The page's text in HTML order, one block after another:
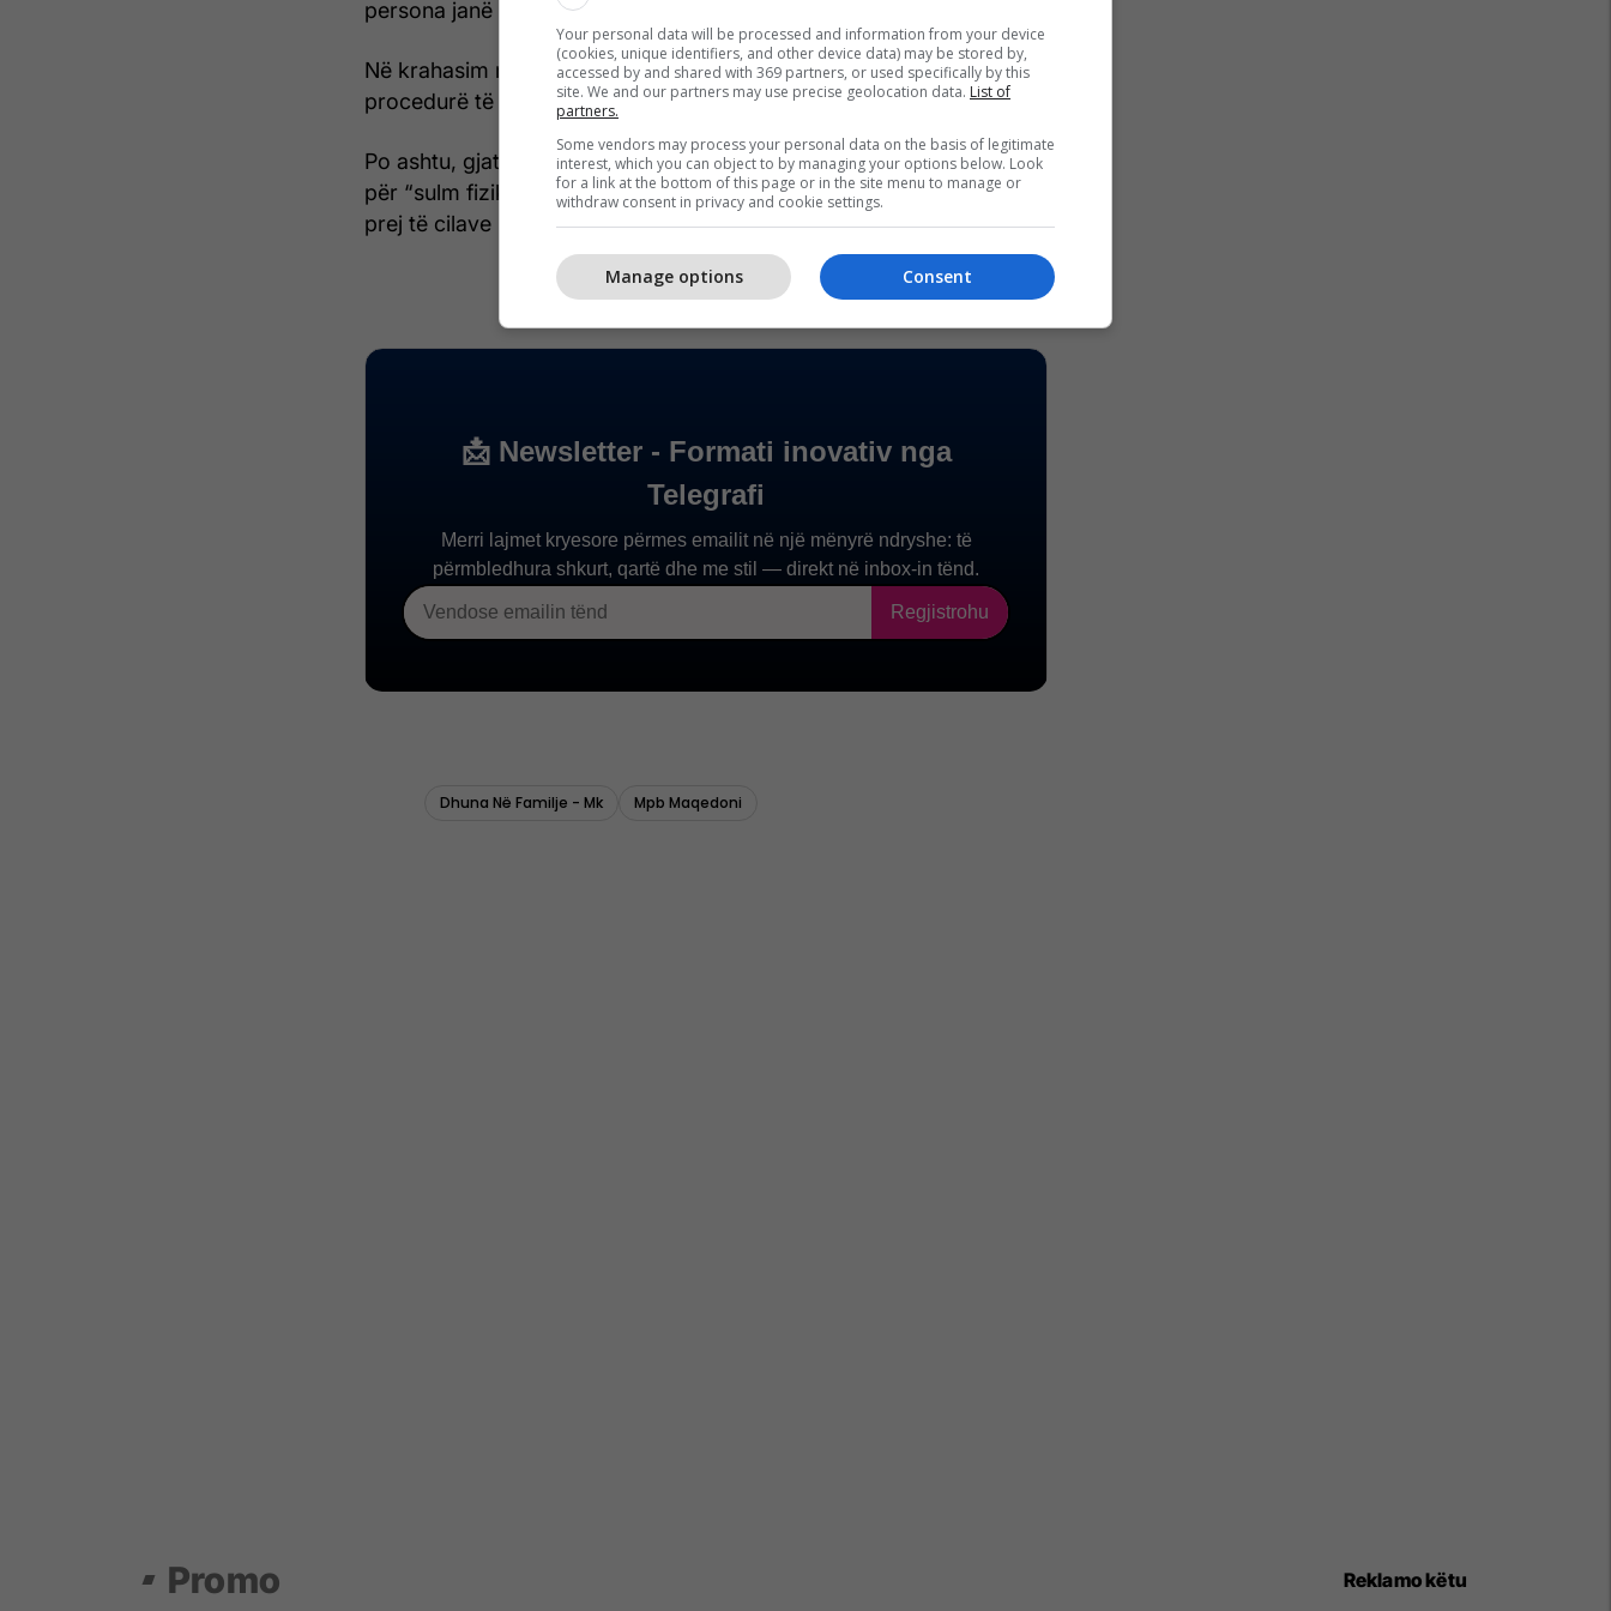
persona janë shqiptuar masa kujdesi.
Në krahasim me majin e vitit të kaluar, kallëzimet e paraqitura me
procedurë të përshpejtuar shënojnë rritje prej 800%.
Po ashtu, gjatë majit 2026 janë regjistruar 19 kundërvajtje, kryesisht
për “sulm fizik” dhe “grindje e bërtitje”, si dhe 499 ankesa, shumica
prej të cilave në SPB Shkup dhe SPB Shtip.
Your personal data will be processed and information from your device
(cookies, unique identifiers, and other device data) may be stored by,
accessed by and shared with 369 partners, or used specifically by this
site. We and our partners may use precise geolocation data. List of
partners.
Some vendors may process your personal data on the basis of legitimate
interest, which you can object to by managing your options below. Look
for a link at the bottom of this page or in the site menu to manage or
withdraw consent in privacy and cookie settings.
Consent
Manage options